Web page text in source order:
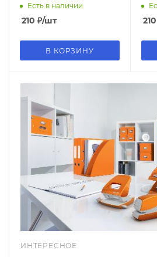
Есть в наличии
210 ₽/шт
В КОРЗИНУ
210
ИНТЕРЕСНОЕ